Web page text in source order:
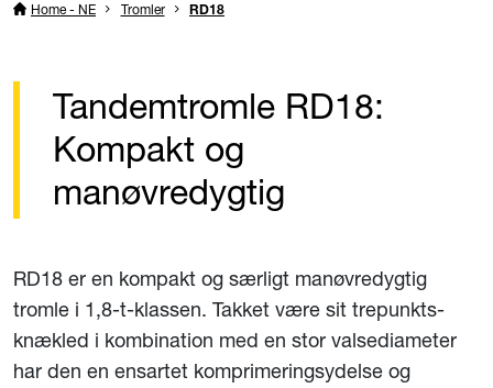
Home - NE Tromler RD18
Tandemtromle RD18:
Kompakt og
manøvredygtig
RD18 er en kompakt og særligt manøvredygtig
tromle i 1,8-t-klassen. Takket være sit trepunkts-
knækled i kombination med en stor valsediameter
har den en ensartet komprimeringsydelse og